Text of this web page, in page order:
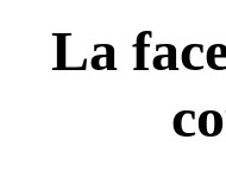
La